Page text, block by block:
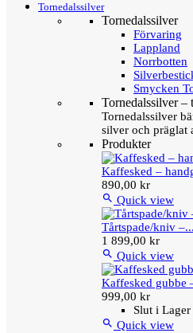
Tornedalssilver
Tornedalssilver
Förvaring
Lappland
Norrbotten
Smycken
Tornedalssilver
Tornedalssilver
silver och präglat
Produkter
Kaffesked –
890,00 kr
 Quick view
Tårtspade/kniv –...
1 899,00 kr
 Quick view
Kaffesked gubbe
999,00 kr
Slut i Lager
 Quick view